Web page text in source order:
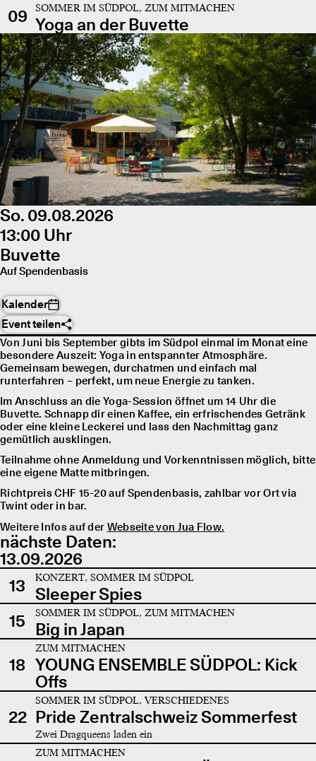
09
SOMMER IM SÜDPOL, ZUM MITMACHEN
Yoga an der Buvette
So. 09.08.2026
13:00 Uhr
Buvette
Auf Spendenbasis
Kalender
Event teilen
Von Juni bis September gibts im Südpol einmal im Monat eine
besondere Auszeit: Yoga in entspannter Atmosphäre.
Gemeinsam bewegen, durchatmen und einfach mal
runterfahren – perfekt, um neue Energie zu tanken.
Im Anschluss an die Yoga-Session öffnet um 14 Uhr die
Buvette. Schnapp dir einen Kaffee, ein erfrischendes Getränk
oder eine kleine Leckerei und lass den Nachmittag ganz
gemütlich ausklingen.
Teilnahme ohne Anmeldung und Vorkenntnissen möglich, bitte
eine eigene Matte mitbringen.
Richtpreis CHF 15-20 auf Spendenbasis, zahlbar vor Ort via
Twint oder in bar.
Weitere Infos auf der Webseite von Jua Flow.
nächste Daten:
13.09.2026
13
KONZERT, SOMMER IM SÜDPOL
Sleeper Spies
15
SOMMER IM SÜDPOL, ZUM MITMACHEN
Big in Japan
18
ZUM MITMACHEN
YOUNG ENSEMBLE SÜDPOL: Kick
Offs
22
SOMMER IM SÜDPOL, VERSCHIEDENES
Pride Zentralschweiz Sommerfest
Zwei Dragqueens laden ein
ZUM MITMACHEN